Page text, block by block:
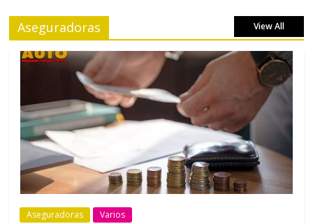
Aseguradoras View All
Aseguradoras Varios